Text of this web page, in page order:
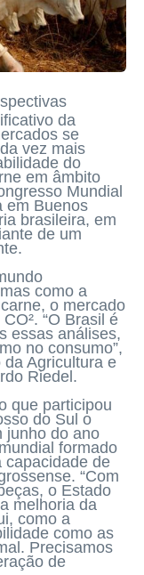
da
se
vez mais
do
em âmbito
Mundial
em Buenos
brasileira, em
de um
como a
o mercado
“O Brasil é
essas análises,
no consumo”,
Agricultura e
Riedel.
que participou
do Sul o
junho do ano
formado
capacidade de
“Com
o Estado
melhoria da
como a
como as
Precisamos
de